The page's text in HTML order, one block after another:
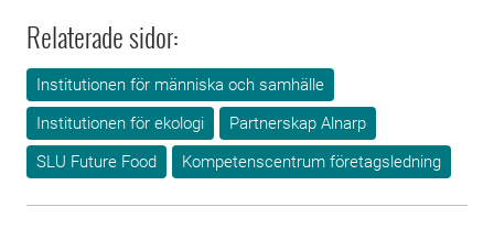
Relaterade sidor:
Institutionen för människa och samhälle
Institutionen för ekologi
Partnerskap Alnarp
SLU Future Food
Kompetenscentrum företagsledning